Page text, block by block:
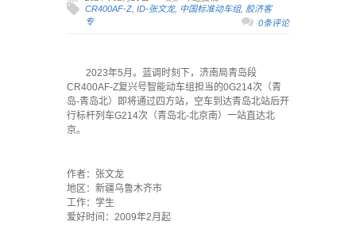
CR400AF-Z, ID-张文龙, 中国标准动车组, 胶济客
专
0条评论
2023年5月。蓝调时刻下，济南局青岛段
CR400AF-Z复兴号智能动车组担当的0G214次（青
岛-青岛北）即将通过四方站，空车到达青岛北站后开
行标杆列车G214次（青岛北-北京南）一站直达北
京。
作者：张文龙
地区：新疆乌鲁木齐市
工作：学生
爱好时间：2009年2月起